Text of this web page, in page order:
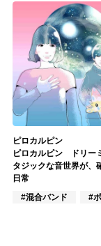
ピロカルピン
ピロカルピン ドリー
タジックな音世界が、
日常
#混合バンド
#